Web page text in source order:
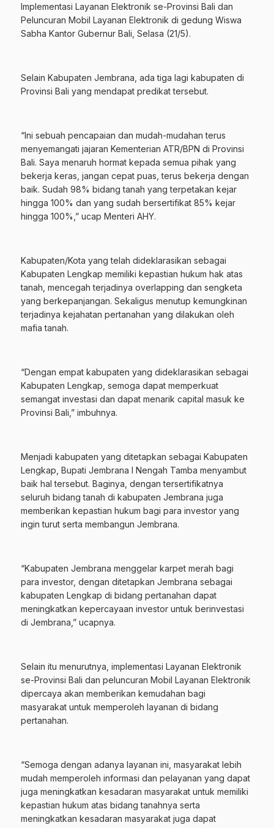
Implementasi Layanan Elektronik se-Provinsi Bali dan
Peluncuran Mobil Layanan Elektronik di gedung Wiswa
Sabha Kantor Gubernur Bali, Selasa (21/5).
Selain Kabupaten Jembrana, ada tiga lagi kabupaten di
Provinsi Bali yang mendapat predikat tersebut.
“Ini sebuah pencapaian dan mudah-mudahan terus
menyemangati jajaran Kementerian ATR/BPN di Provinsi
Bali. Saya menaruh hormat kepada semua pihak yang
bekerja keras, jangan cepat puas, terus bekerja dengan
baik. Sudah 98% bidang tanah yang terpetakan kejar
hingga 100% dan yang sudah bersertifikat 85% kejar
hingga 100%,” ucap Menteri AHY.
Kabupaten/Kota yang telah dideklarasikan sebagai
Kabupaten Lengkap memiliki kepastian hukum hak atas
tanah, mencegah terjadinya overlapping dan sengketa
yang berkepanjangan. Sekaligus menutup kemungkinan
terjadinya kejahatan pertanahan yang dilakukan oleh
mafia tanah.
“Dengan empat kabupaten yang dideklarasikan sebagai
Kabupaten Lengkap, semoga dapat memperkuat
semangat investasi dan dapat menarik capital masuk ke
Provinsi Bali,” imbuhnya.
Menjadi kabupaten yang ditetapkan sebagai Kabupaten
Lengkap, Bupati Jembrana I Nengah Tamba menyambut
baik hal tersebut. Baginya, dengan tersertifikatnya
seluruh bidang tanah di kabupaten Jembrana juga
memberikan kepastian hukum bagi para investor yang
ingin turut serta membangun Jembrana.
“Kabupaten Jembrana menggelar karpet merah bagi
para investor, dengan ditetapkan Jembrana sebagai
kabupaten Lengkap di bidang pertanahan dapat
meningkatkan kepercayaan investor untuk berinvestasi
di Jembrana,” ucapnya.
Selain itu menurutnya, implementasi Layanan Elektronik
se-Provinsi Bali dan peluncuran Mobil Layanan Elektronik
dipercaya akan memberikan kemudahan bagi
masyarakat untuk memperoleh layanan di bidang
pertanahan.
“Semoga dengan adanya layanan ini, masyarakat lebih
mudah memperoleh informasi dan pelayanan yang dapat
juga meningkatkan kesadaran masyarakat untuk memiliki
kepastian hukum atas bidang tanahnya serta
meningkatkan kesadaran masyarakat juga dapat